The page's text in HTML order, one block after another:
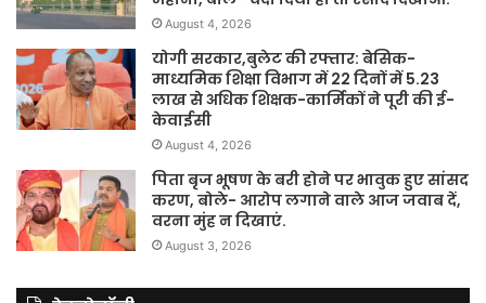
पिता बृज भूषण के बरी होने पर भावुक हुए सांसद
करण, बोले- आरोप लगाने वाले आज जवाब दें,
वरना मुंह न दिखाएं.
August 3, 2026
भारत में क्यों नहीं चली अभी तक बुलेट ट्रेन?
जापान के पूर्व मंत्री के बयान पर विदेश मंत्रालय
का दो टूक जवाब
July 17, 2026
यूपी में तेजी से बनेंगे EV चार्जिंग स्टेशन, जमीन